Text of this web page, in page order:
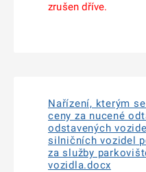
zrušen dříve.
Nařízení, kterým
ceny za nucené
odstavených
silničních vozidel
za služby
vozidla.docx